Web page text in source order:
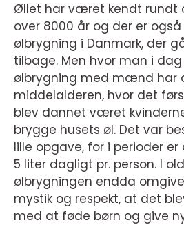
Øllet har været kendt rundt
over 8000 år og der er
ølbrygning i Danmark, der
tilbage. Men hvor man i
ølbrygning med mænd har
middelalderen, hvor det
blev dannet været
brygge husets øl. Det var
lille opgave, for i perioder
5 liter dagligt pr. person. I
ølbrygningen endda
mystik og respekt, at det
med at føde børn og give